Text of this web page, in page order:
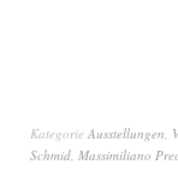
Kategorie Ausstellungen,
Schmid, Massimiliano